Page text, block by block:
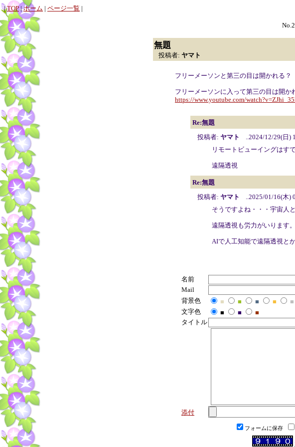
|TOP|ホーム | ページ一覧 |
無題
投稿者: ヤマト
フリーメーソンと第三の目は開かれる？
フリーメーソンに入って第三の目は開か
https://www.youtube.com/
Re:無題
投稿者: ヤマト
..2024/12/29(日)
リモートビューイングはす
遠隔透視
Re:無題
投稿者: ヤマト
..2025/01/16(木)
そうですよね・・・宇宙人
遠隔透視も労力がいります。
AIで人工知能で遠隔透視と
名前
Mail
背景色
■ ■ ■ ■
■
文字色
■ ■
■
タイトル
添付
フォームに保存